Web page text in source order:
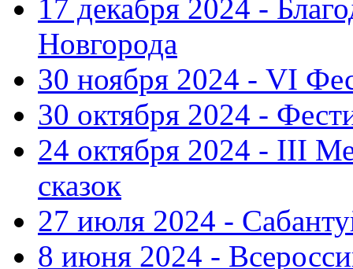
17 декабря 2024 -
Новгорода
30 ноября 2024 - VI
30 октября 2024 -
24 октября 2024 - III
сказок
27 июля 2024 -
8 июня 2024 -